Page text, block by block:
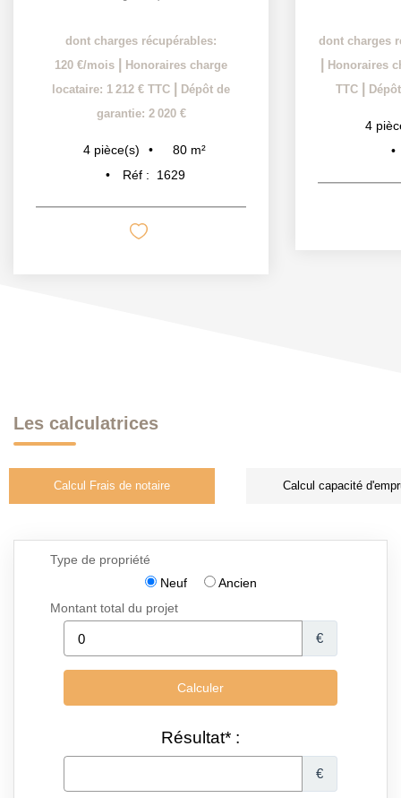
dont charges récupérables:
120 €/mois
Honoraires charge
locataire: 1 212 € TTC
Dépôt de
garantie: 2 020 €
4 pièce(s) 80 m²
Réf :
1629
dont charges
Honoraires
TTC
4
Les calculatrices
Calcul Frais de notaire Calcul capacité